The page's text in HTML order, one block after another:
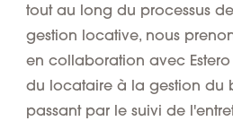
tout au long du processus
gestion locative, nous
en collaboration avec
du locataire à la gestion du
passant par le suivi de